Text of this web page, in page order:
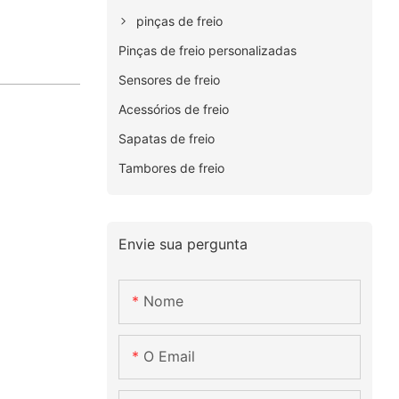
pinças de freio
Pinças de freio personalizadas
Sensores de freio
Acessórios de freio
Sapatas de freio
Tambores de freio
Envie sua pergunta
Nome
O Email